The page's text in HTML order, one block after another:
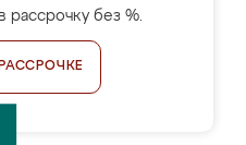
рассрочку без %.